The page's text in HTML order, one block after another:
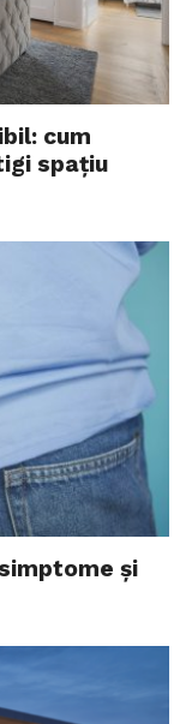
cum
spațiu
și